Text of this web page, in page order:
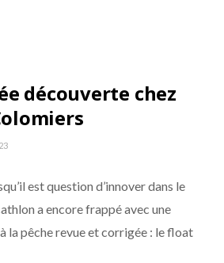
découverte chez
est question d’innover dans le
a encore frappé avec une
la pêche revue et corrigée : le float